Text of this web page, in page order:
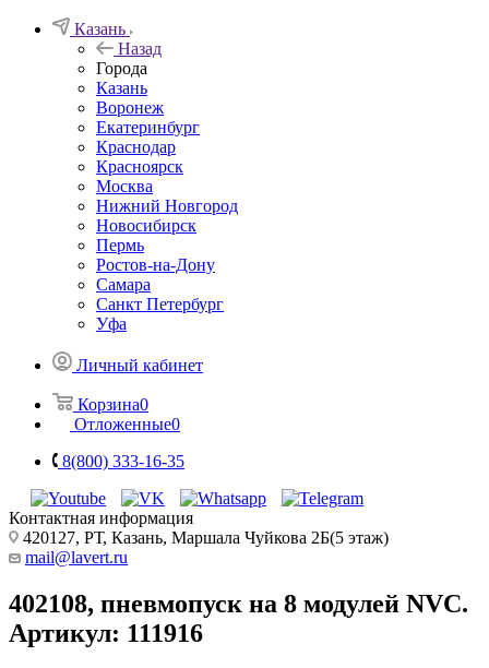
Казань
Назад
Города
Казань
Воронеж
Екатеринбург
Краснодар
Красноярск
Москва
Нижний Новгород
Новосибирск
Пермь
Ростов-на-Дону
Самара
Санкт Петербург
Уфа
Личный кабинет
Корзина0
Отложенные0
8(800) 333-16-35
Контактная информация
420127, РТ, Казань, Маршала Чуйкова 2Б(5 этаж)
mail@lavert.ru
402108, пневмопуск на 8 модулей NVC.
Артикул: 111916